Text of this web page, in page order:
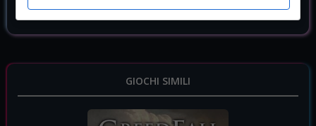
A Plague Tale Innocence: Coats of Arms 1.22 €
GIOCHI SIMILI